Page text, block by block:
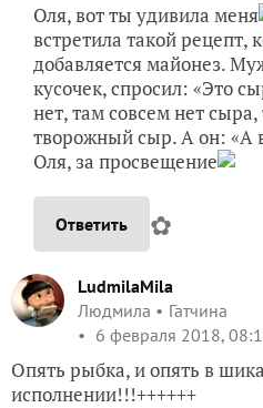
Оля, вот ты удивила меня
встретила такой рецепт,
добавляется майонез.
кусочек, спросил: «Это
нет, там совсем нет
творожный сыр. А он: «А
Оля, за просвещение
Ответить ✿
LudmilaMila
Людмила
Гатчина
6 февраля 2018,
Опять рыбка, и опять в
исполнении!!!++++++